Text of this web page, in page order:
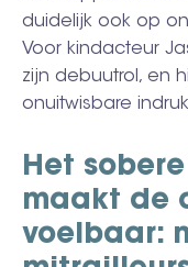
duidelijk ook op
Voor kindacteur
zijn debuutrol, en
onuitwisbare
Het sobere
maakt de
voelbaar: